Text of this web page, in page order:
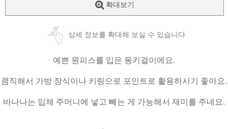
확대보기
상세 정보를 확대해 보실 수 있습니다
예쁜 원피스를 입은 몽키걸이에요.
큼직해서 가방 장식이나 키링으로 포인트로 활용하시기 좋아요.
바나나는 입체 주머니에 넣고 빼는 게 가능해서 재미를 주네요.